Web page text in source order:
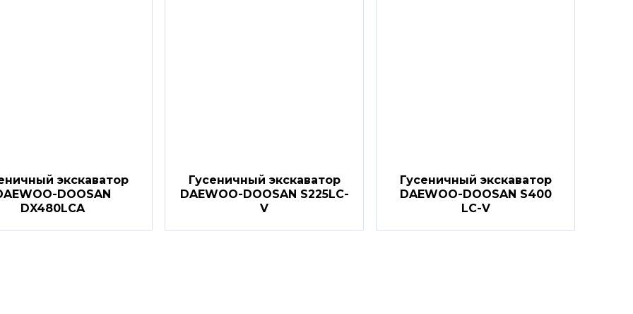
экскаватор
DOOSAN
DX480LCA
Гусеничный экскаватор
DAEWOO-DOOSAN S225LC-
V
Гусеничный экскаватор
DAEWOO-DOOSAN S400
LC-V